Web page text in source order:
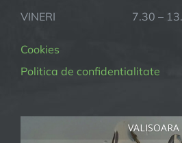
VINERI 7.30 –
Cookies
Politica de confidentialitate
VALISOARA